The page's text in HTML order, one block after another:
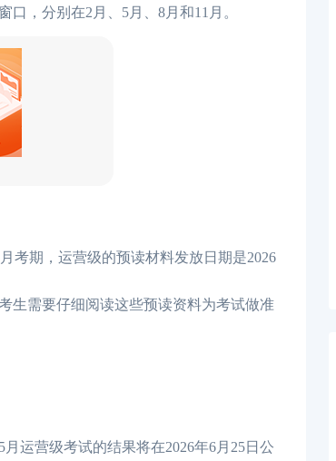
，分别在2月、5月、8月和11月。
考期，运营级的预读材料发放日期是2026
生需要仔细阅读这些预读资料为考试做准
运营级考试的结果将在2026年6月25日公